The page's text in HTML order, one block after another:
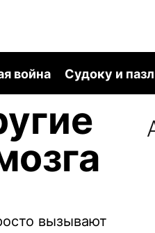
война Судоку и
вызывают